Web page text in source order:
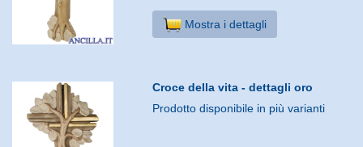
Mostra i dettagli
Croce della vita - dettagli oro
Prodotto disponibile in più varianti